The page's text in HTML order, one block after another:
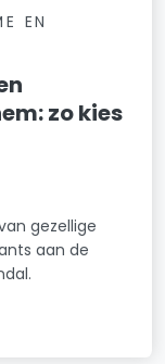
EN
zo kies
gezellige
aan de